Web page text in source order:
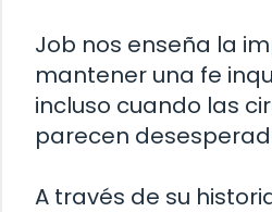
Job nos enseña la
mantener una fe
incluso cuando las
parecen
A través de su